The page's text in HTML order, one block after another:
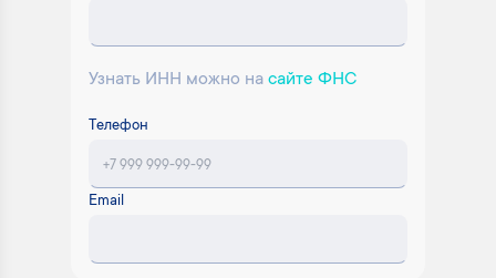
Узнать ИНН можно на сайте ФНС
Телефон
Email